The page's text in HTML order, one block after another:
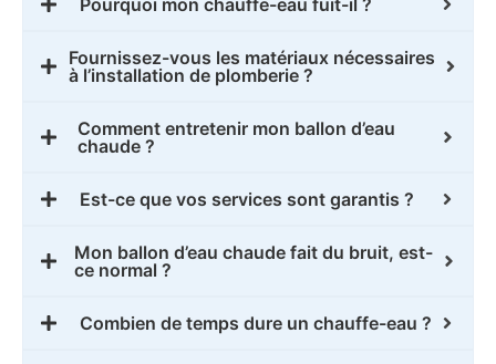
Pourquoi mon chauffe-eau fuit-il ?
Fournissez-vous les matériaux nécessaires
à l’installation de plomberie ?
Comment entretenir mon ballon d’eau
chaude ?
Est-ce que vos services sont garantis ?
Mon ballon d’eau chaude fait du bruit, est-
ce normal ?
Combien de temps dure un chauffe-eau ?